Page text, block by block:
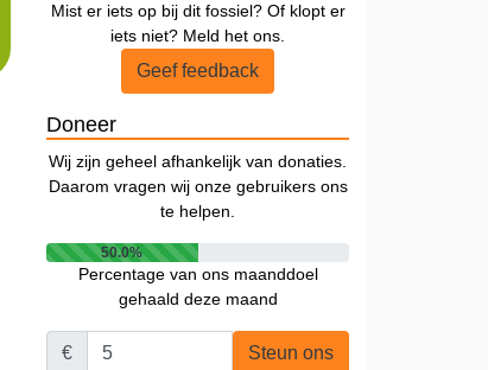
Mist er iets op bij dit fossiel? Of klopt er
iets niet? Meld het ons.
Geef feedback
Doneer
Wij zijn geheel afhankelijk van donaties.
Daarom vragen wij onze gebruikers ons
te helpen.
50.0%
Percentage van ons maanddoel
gehaald deze maand
€ Steun ons